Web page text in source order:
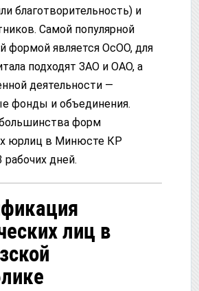
благотворительность) и
Самой популярной
формой является ОсОО, для
подходят ЗАО и ОАО, а
деятельности —
фонды и объединения.
форм
юрлиц в Минюсте КР
рабочих дней.
лиц в